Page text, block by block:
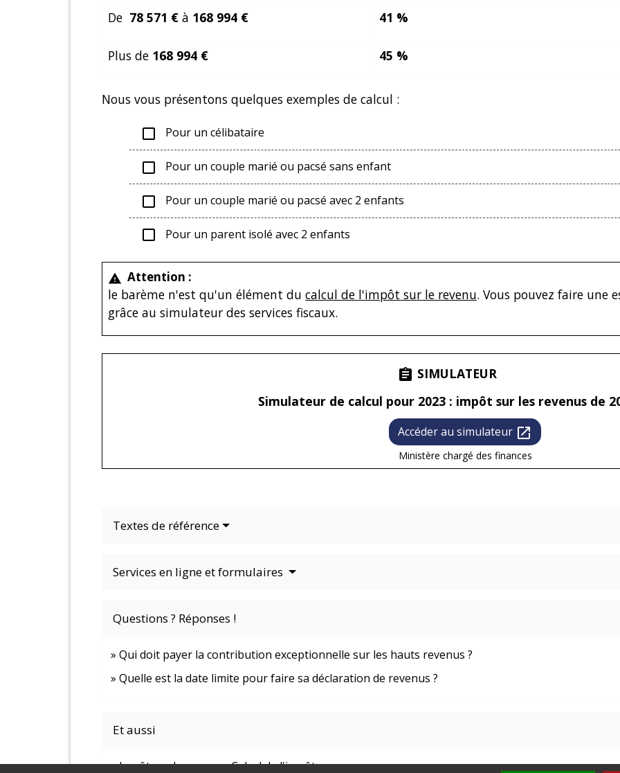
De 78 571 € à 168 994 € 41 %
Plus de 168 994 € 45 %
Nous vous présentons quelques exemples de calcul :
check_box_outline_blank Pour un célibataire
check_box_outline_blank Pour un couple marié ou pacsé sans enfant
check_box_outline_blank Pour un couple marié ou pacsé avec 2 enfants
check_box_outline_blank Pour un parent isolé avec 2 enfants
warning Attention :
le barème n'est qu'un élément du calcul de l'impôt sur le revenu. Vous pouvez faire une
grâce au simulateur des services fiscaux.
assignment SIMULATEUR
Simulateur de calcul pour 2023 : impôt sur les revenus de
Accéder au simulateur open_in_new
Ministère chargé des finances
Textes de référence
Services en ligne et formulaires
Questions ? Réponses !
Qui doit payer la contribution exceptionnelle sur les hauts revenus ?
Quelle est la date limite pour faire sa déclaration de revenus ?
Et aussi
Impôt sur le revenu - Calcul de l'impôt